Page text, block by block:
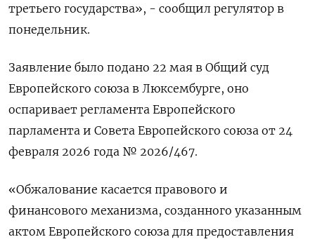
третьего ​государства», - сообщил ​регулятор в
⁠понедельник.
Заявление было подано 22 мая в Общий ‌суд
Европейского союза в Люксембурге, оно
‌оспаривает регламента Европейского
парламента и Совета Европейского союза от 24
февраля ​2026 года № 2026/467.
«Обжалование касается правового и
финансового ‌механизма, созданного указанным
актом Европейского союза для предоставления